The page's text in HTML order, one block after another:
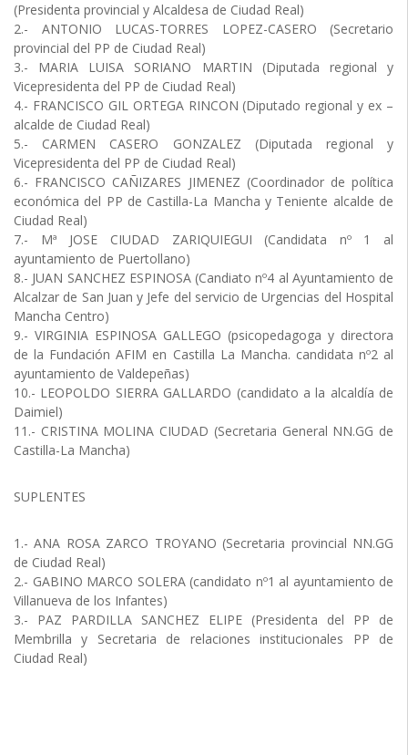
(Presidenta provincial y Alcaldesa de Ciudad Real)
2.- ANTONIO LUCAS-TORRES LOPEZ-CASERO (Secretario
provincial del PP de Ciudad Real)
3.- MARIA LUISA SORIANO MARTIN (Diputada regional y
Vicepresidenta del PP de Ciudad Real)
4.- FRANCISCO GIL ORTEGA RINCON (Diputado regional y ex –
alcalde de Ciudad Real)
5.- CARMEN CASERO GONZALEZ (Diputada regional y
Vicepresidenta del PP de Ciudad Real)
6.- FRANCISCO CAÑIZARES JIMENEZ (Coordinador de política
económica del PP de Castilla-La Mancha y Teniente alcalde de
Ciudad Real)
7.- Mª JOSE CIUDAD ZARIQUIEGUI (Candidata nº 1 al
ayuntamiento de Puertollano)
8.- JUAN SANCHEZ ESPINOSA (Candiato nº4 al Ayuntamiento de
Alcalzar de San Juan y Jefe del servicio de Urgencias del Hospital
Mancha Centro)
9.- VIRGINIA ESPINOSA GALLEGO (psicopedagoga y directora
de la Fundación AFIM en Castilla La Mancha. candidata nº2 al
ayuntamiento de Valdepeñas)
10.- LEOPOLDO SIERRA GALLARDO (candidato a la alcaldía de
Daimiel)
11.- CRISTINA MOLINA CIUDAD (Secretaria General NN.GG de
Castilla-La Mancha)
SUPLENTES
1.- ANA ROSA ZARCO TROYANO (Secretaria provincial NN.GG
de Ciudad Real)
2.- GABINO MARCO SOLERA (candidato nº1 al ayuntamiento de
Villanueva de los Infantes)
3.- PAZ PARDILLA SANCHEZ ELIPE (Presidenta del PP de
Membrilla y Secretaria de relaciones institucionales PP de
Ciudad Real)